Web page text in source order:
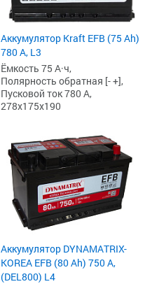
Аккумулятор Kraft EFB (75 Ah)
780 А, L3
Ёмкость 75 А·ч,
Полярность обратная [- +],
Пусковой ток 780 А,
278x175x190
Аккумулятор DYNAMATRIX-
KOREA EFB (80 Ah) 750 А,
(DEL800) L4